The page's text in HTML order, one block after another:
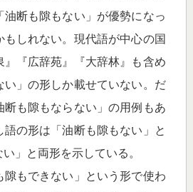
油断も隙もない」が優勢になっ
もしれない。現代語が中心の国
』『広辞苑』『大辞林』も含め
い」の形しか載せていない。だ
断も隙もならない」の用例もあ
語の形は「油断も隙もない」と
い」と両形を示している。
もできない」という形で使わ